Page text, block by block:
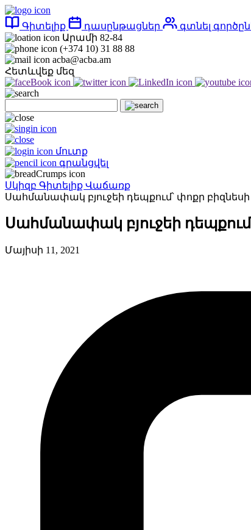
Գիտելիք դասընթացներ գտնել
Արամի 82-84
(+374 10) 31 88 88
acba@acba.am
Հետևվեք մեզ
մուտք
գրանցվել
Սկիզբ Գիտելիք Վաճառք
Սահմանափակ բյուջեի դեպքում՝ փոքր
Սահմանափակ բյուջեի
Մայիսի 11, 2021